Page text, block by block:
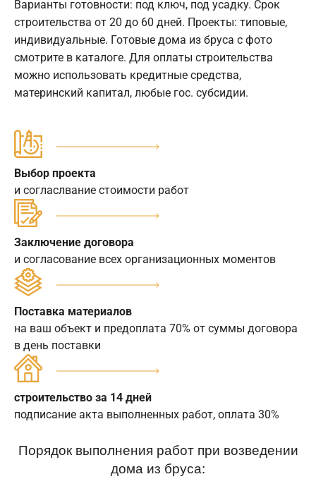
Варианты готовности: под ключ, под усадку. Срок
строительства от 20 до 60 дней. Проекты: типовые,
индивидуальные. Готовые дома из бруса с фото
смотрите в каталоге. Для оплаты строительства
можно использовать кредитные средства,
материнский капитал, любые гос. субсидии.
Выбор проекта
и согласлвание стоимости работ
Заключение договора
и согласование всех организационных моментов
Поставка материалов
на ваш объект и предоплата 70% от суммы договора
в день поставки
строительство за 14 дней
подписание акта выполненных работ, оплата 30%
Порядок выполнения работ при возведении
дома из бруса: